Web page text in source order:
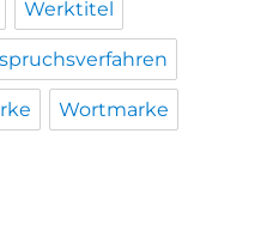
Werktitel
Wortmarke